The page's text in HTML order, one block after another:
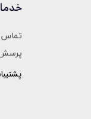
تماس
پرسش
پشتیبانی: